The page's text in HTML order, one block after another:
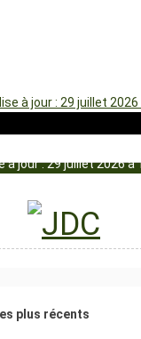
à jour : 29 juillet
à jour : 29 juillet 2026 à
plus récents